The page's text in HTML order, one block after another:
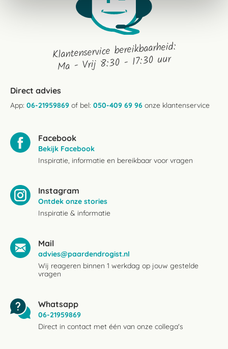
Klantenservice bereikbaarheid:
Ma - Vrij 8:30 - 17:30 uur
Direct advies
App: 06-21959869 of bel: 050-409 69 96 onze klantenservice
Facebook
Bekijk Facebook
Inspiratie, informatie en bereikbaar voor vragen
Instagram
Ontdek onze stories
Inspiratie & informatie
Mail
advies@paardendrogist.nl
Wij reageren binnen 1 werkdag op jouw gestelde
vragen
Whatsapp
06-21959869
Direct in contact met één van onze collega's